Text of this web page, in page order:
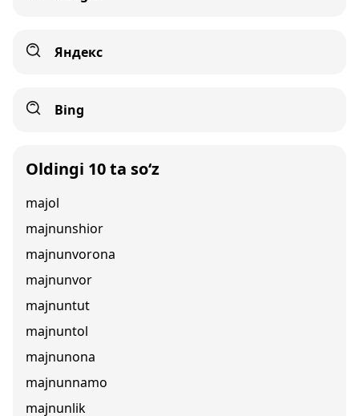
Яндекс
Bing
Oldingi 10 ta so‘z
majol
majnunshior
majnunvorona
majnunvor
majnuntut
majnuntol
majnunona
majnunnamo
majnunlik